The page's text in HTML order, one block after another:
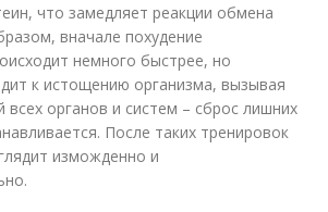
что замедляет реакции обмена
вначале похудение
немного быстрее, но
к истощению организма, вызывая
всех органов и систем – сброс лишних
После таких тренировок
изможденно и